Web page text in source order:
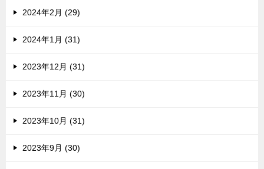
2024年2月 (29)
2024年1月 (31)
2023年12月 (31)
2023年11月 (30)
2023年10月 (31)
2023年9月 (30)